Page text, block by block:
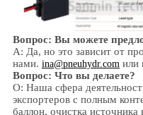
Вопрос: Вы можете
А: Да, но это зависит от
нами. ina@pneuhydr.com или
Вопрос: Что вы делаете?
О: Наша сфера
экспортеров с полным
баллон, очистка